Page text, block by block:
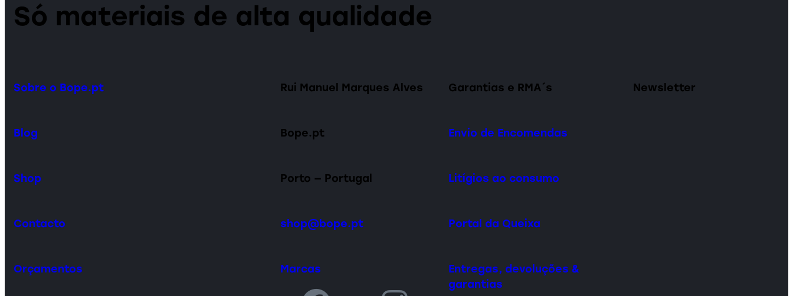
Só materiais de alta qualidade
Sobre o Bope.pt
Blog
Shop
Contacto
Orçamentos
Rui Manuel Marques Alves
Bope.pt
Porto — Portugal
shop@bope.pt
Marcas
Garantias e RMA´s
Envio de Encomendas
Litígios ao consumo
Portal da Queixa
Entregas, devoluções &
garantias
Newsletter